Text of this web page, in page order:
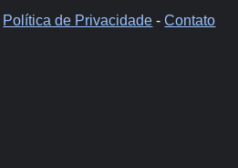
Política de Privacidade -Contato